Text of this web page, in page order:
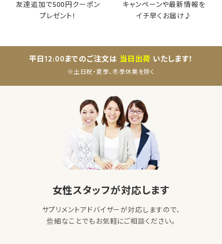
友達追加で500円クーポン
プレゼント！
キャンペーンや最新情報を
イチ早くお届け♪
平日12:00までのご注文は 当日出荷 いたします！
※土日祝・夏季、冬季休業を除く
女性スタッフが対応します
サプリメントアドバイザーが対応しますので、
些細なことでもお気軽にご相談ください。